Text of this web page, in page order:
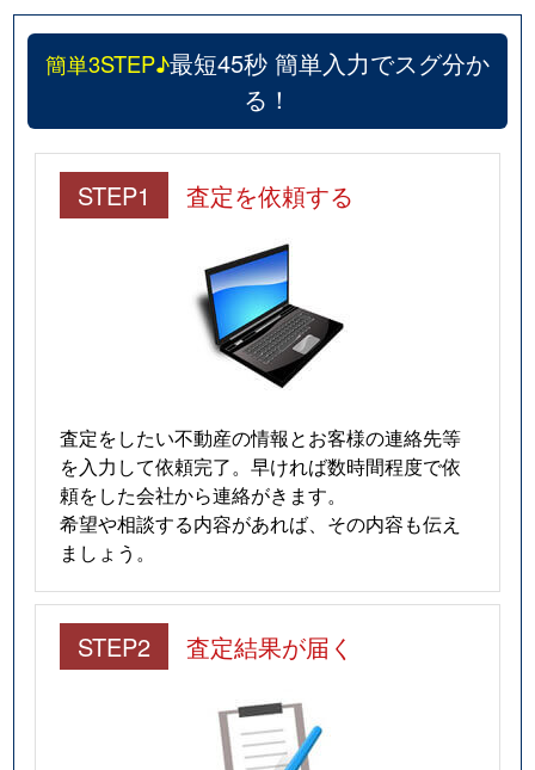
簡単3STEP♪最短45秒 簡単入力でスグ分か
る！
STEP1 査定を依頼する
査定をしたい不動産の情報とお客様の連絡先等
を入力して依頼完了。早ければ数時間程度で依
頼をした会社から連絡がきます。
希望や相談する内容があれば、その内容も伝え
ましょう。
STEP2 査定結果が届く